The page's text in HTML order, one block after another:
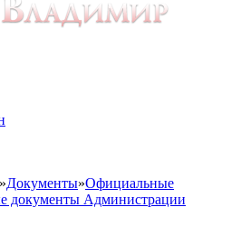
»Документы»Официальные
документы Администрации